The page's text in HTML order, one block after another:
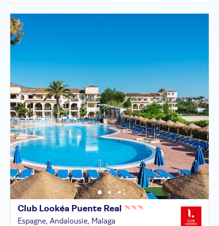
Club Lookéa Puente Real
Espagne, Andalousie, Malaga